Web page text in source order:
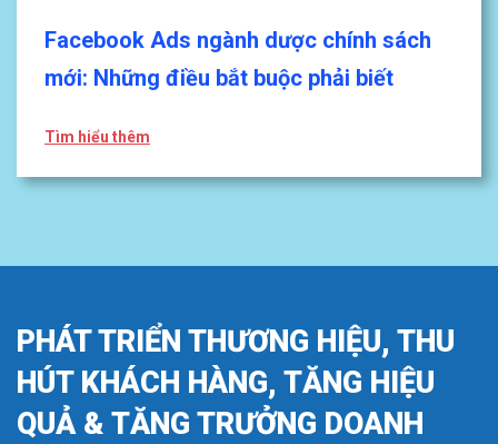
Facebook Ads ngành dược chính sách
mới: Những điều bắt buộc phải biết
Tìm hiểu thêm
PHÁT TRIỂN THƯƠNG HIỆU, THU
HÚT KHÁCH HÀNG, TĂNG HIỆU
QUẢ & TĂNG TRƯỞNG DOANH